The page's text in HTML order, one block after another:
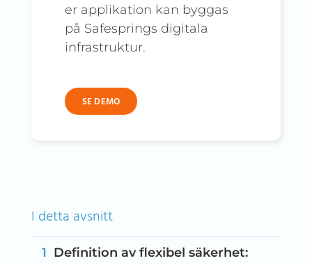
er applikation kan byggas
på Safesprings digitala
infrastruktur.
SE DEMO
I detta avsnitt
Definition av flexibel säkerhet: